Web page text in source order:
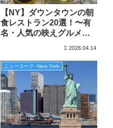
【NY】ダウンタウンの朝
食レストラン20選！〜有
名・人気の映えグルメ特
2026.04.14
ニューヨーク -New York-